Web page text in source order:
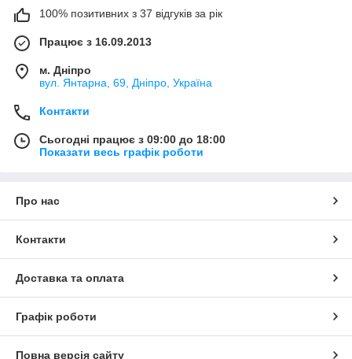
100% позитивних з 37 відгуків за рік
Працює з 16.09.2013
м. Дніпро
вул. Янтарна, 69, Дніпро, Україна
Контакти
Сьогодні працює з 09:00 до 18:00
Показати весь графік роботи
Про нас
Контакти
Доставка та оплата
Графік роботи
Повна версія сайту